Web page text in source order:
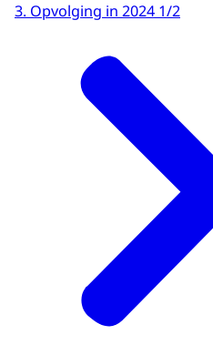
3. Opvolging in 2024 1/2